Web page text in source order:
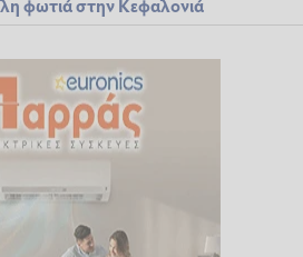
φωτιά στην Κεφαλονιά